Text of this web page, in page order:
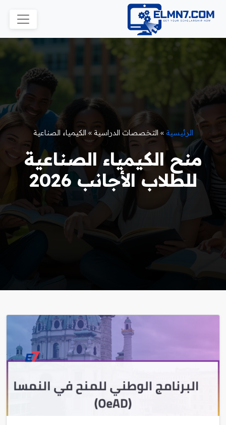
الرئيسية »التخصصات الدراسية » الكيمياء الصناعية
منح الكيمياء الصناعية
للطلاب الأجانب 2026